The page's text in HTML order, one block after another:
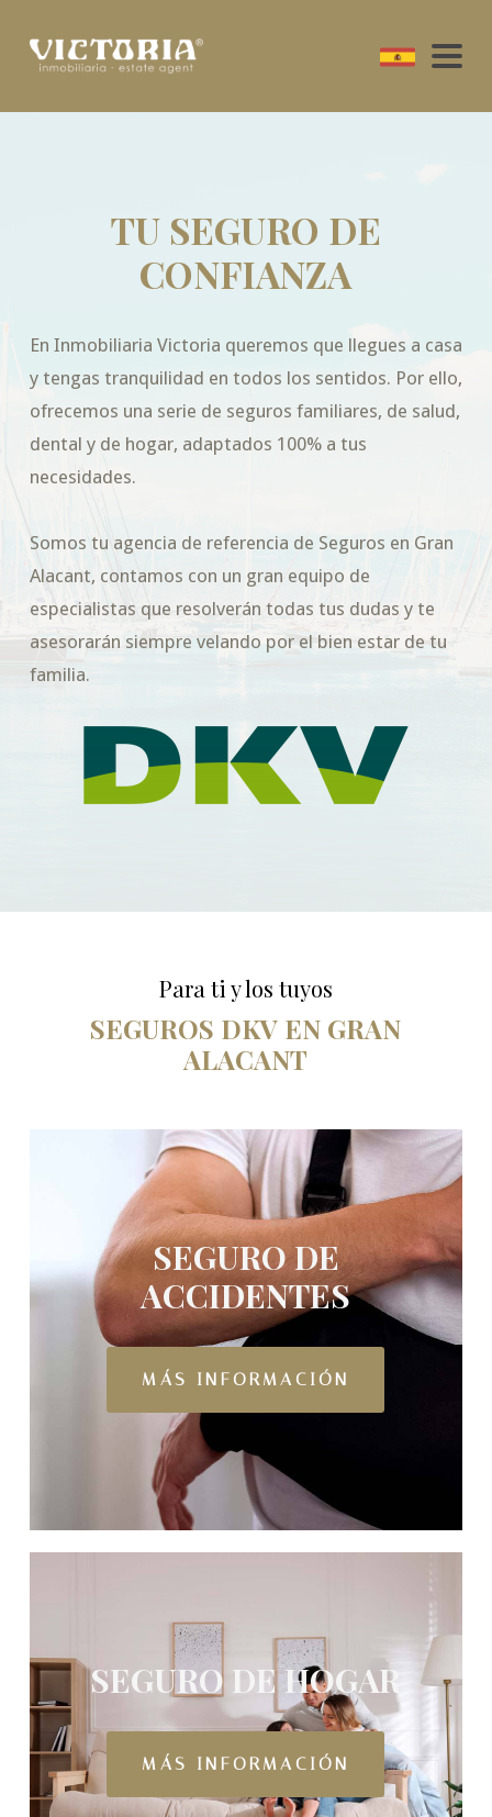
TU SEGURO DE
CONFIANZA
En Inmobiliaria Victoria queremos que llegues a casa
y tengas tranquilidad en todos los sentidos. Por ello,
ofrecemos una serie de seguros familiares, de salud,
dental y de hogar, adaptados 100% a tus
necesidades.
Somos tu agencia de referencia de Seguros en Gran
Alacant, contamos con un gran equipo de
especialistas que resolverán todas tus dudas y te
asesorarán siempre velando por el bien estar de tu
familia.
Para ti y los tuyos
SEGUROS DKV EN GRAN
ALACANT
SEGURO DE
ACCIDENTES
MÁS INFORMACIÓN
SEGURO DE HOGAR
MÁS INFORMACIÓN